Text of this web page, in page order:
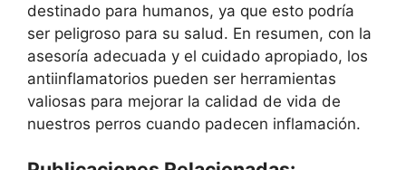
destinado para humanos, ya que esto podría
ser peligroso para su salud. En resumen, con la
asesoría adecuada y el cuidado apropiado, los
antiinflamatorios pueden ser herramientas
valiosas para mejorar la calidad de vida de
nuestros perros cuando padecen inflamación.